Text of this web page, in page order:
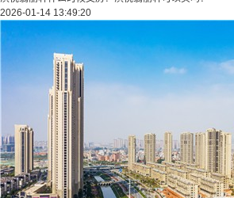
2026-01-14 13:49:20